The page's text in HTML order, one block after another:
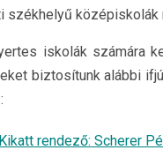
székhelyű középiskolák
iskolák számára
biztosítunk alábbi
rendező: Scherer